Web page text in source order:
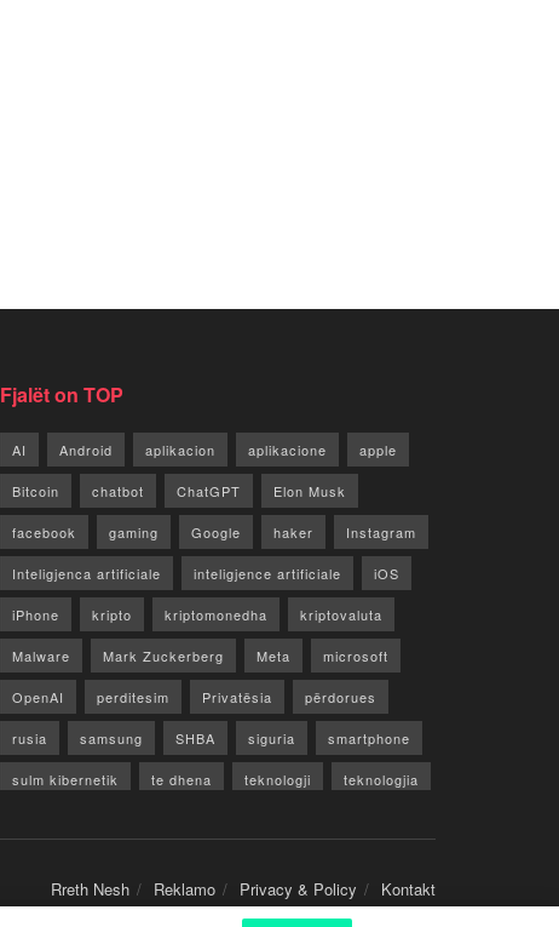
Fjalët on TOP
AI Android aplikacion aplikacione apple
Bitcoin chatbot ChatGPT Elon Musk
facebook gaming Google haker Instagram
Inteligjenca artificiale inteligjence artificiale iOS
iPhone kripto kriptomonedha kriptovaluta
Malware Mark Zuckerberg Meta microsoft
OpenAI perditesim Privatësia përdorues
rusia samsung SHBA siguria smartphone
sulm kibernetik te dhena teknologji teknologjia
Rreth Nesh Reklamo Privacy & Policy Kontakt